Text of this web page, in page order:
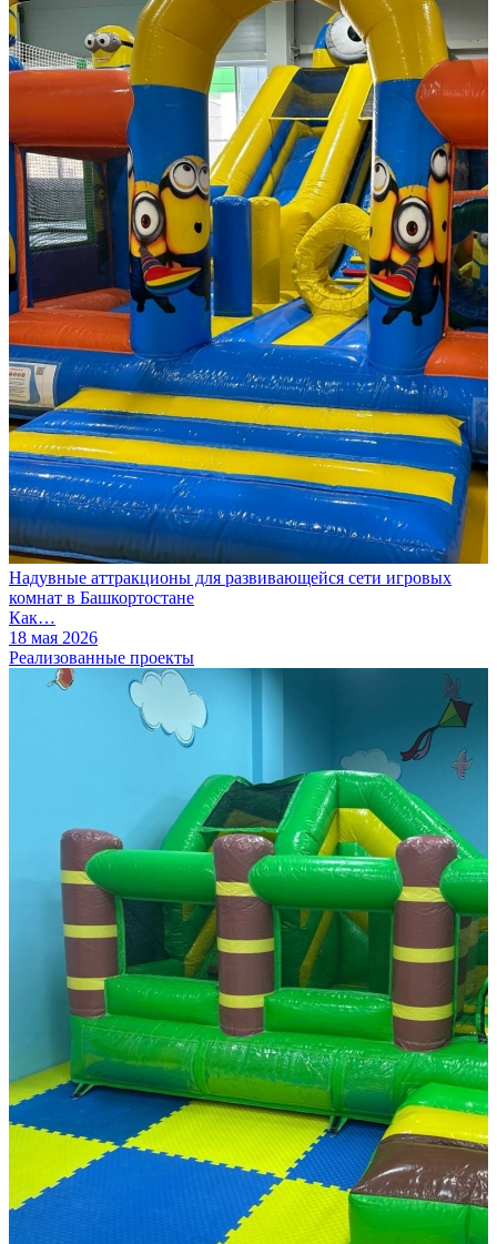
Надувные аттракционы для развивающейся сети игровых
комнат в Башкортостане
Как…
18 мая 2026
Реализованные проекты